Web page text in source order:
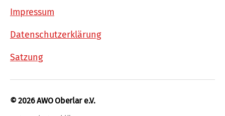
Impressum
Datenschutzerklärung
Satzung
© 2026AWO Oberlar e.V.